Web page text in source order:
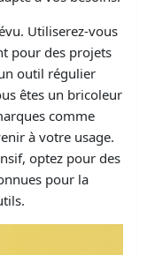
Utiliserez-vous
pour des projets
outil régulier
êtes un bricoleur
comme
à votre usage.
optez pour des
pour la